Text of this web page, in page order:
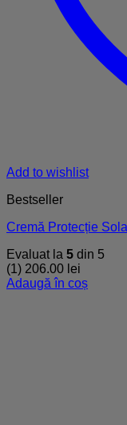
Add to wishlist
Bestseller
Cremă Protecție
Evaluat la 5 din 5
(1) 206.00 lei
Adaugă în coș